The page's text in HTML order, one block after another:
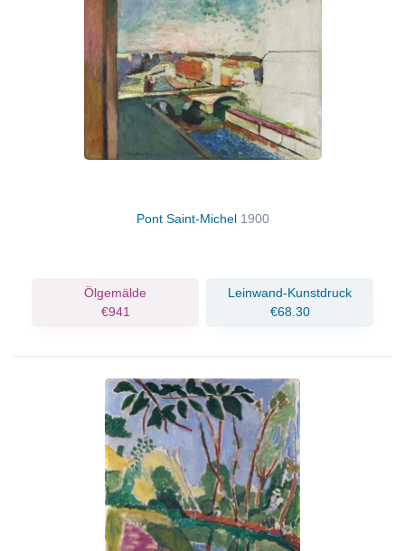
Pont Saint-Michel 1900
Ölgemälde
€941
Leinwand-Kunstdruck
€68.30